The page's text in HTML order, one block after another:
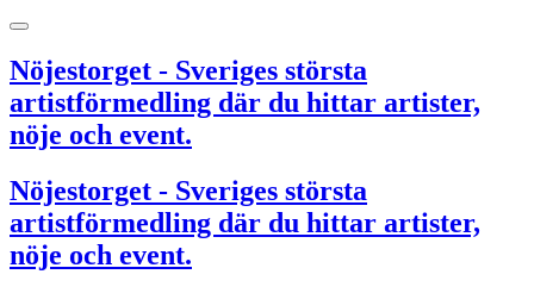
Nöjestorget - Sveriges största
artistförmedling där du hittar artister,
nöje och event.
Nöjestorget - Sveriges största
artistförmedling där du hittar artister,
nöje och event.